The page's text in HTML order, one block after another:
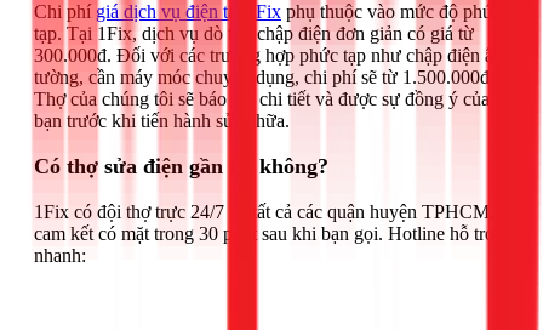
Chi phí giá dịch vụ điện tại 1Fix phụ thuộc vào mức độ phức
tạp. Tại 1Fix, dịch vụ dò tìm chập điện đơn giản có giá từ
300.000đ. Đối với các trường hợp phức tạp như chập điện âm
tường, cần máy móc chuyên dụng, chi phí sẽ từ 1.500.000đ.
Thợ của chúng tôi sẽ báo giá chi tiết và được sự đồng ý của
bạn trước khi tiến hành sửa chữa.
Có thợ sửa điện gần tôi không?
1Fix có đội thợ trực 24/7 tại tất cả các quận huyện TPHCM,
cam kết có mặt trong 30 phút sau khi bạn gọi. Hotline hỗ trợ
nhanh: